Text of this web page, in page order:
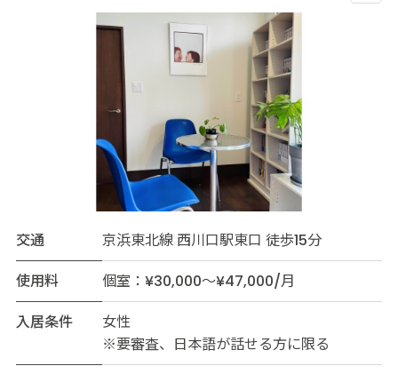
交通
京浜東北線 西川口駅東口 徒歩15分
使用料
個室：¥30,000～¥47,000/月
入居条件
女性
※要審査、日本語が話せる方に限る